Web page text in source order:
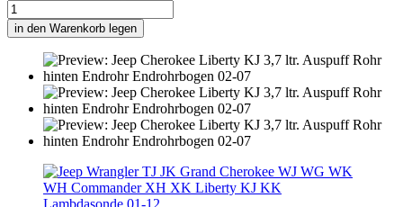
in den Warenkorb legen